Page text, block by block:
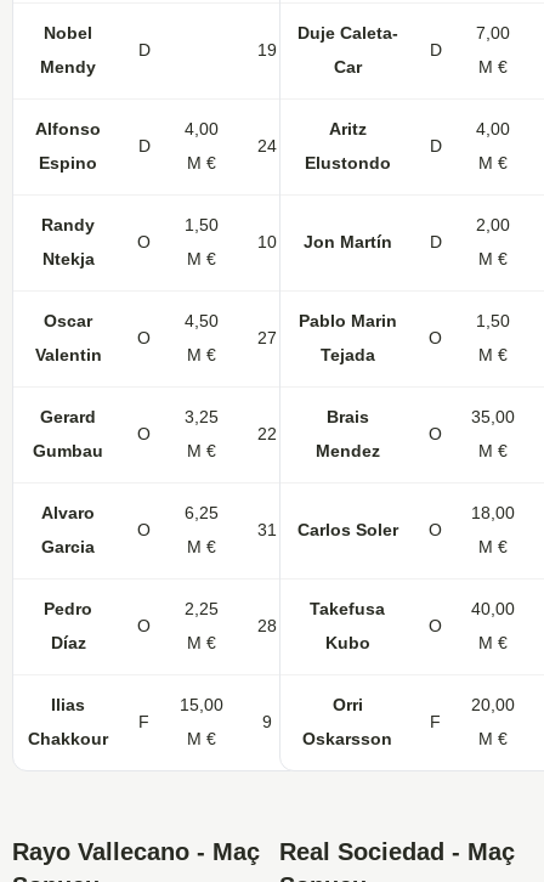
Nobel
Mendy
D 19
Alfonso
Espino
D
4,00
M €
24
Randy
Ntekja
O
1,50
M €
10 1
Oscar
Valentin
O
4,50
M €
27
Gerard
Gumbau
O
3,25
M €
22
Alvaro
Garcia
O
6,25
M €
31 4
Pedro
Díaz
O
2,25
M €
28
Ilias
Chakkour
F
15,00
M €
9
Duje Caleta-
Car
D
7,00
M €
Aritz
Elustondo
D
4,00
M €
Jon Martín D
2,00
M €
Pablo Marin
Tejada
O
1,50
M €
Brais
Mendez
O
35,00
M €
Carlos Soler O
18,00
M €
Takefusa
Kubo
O
40,00
M €
Orri
Oskarsson
F
20,00
M €
Rayo Vallecano - Maç
Real Sociedad - Maç